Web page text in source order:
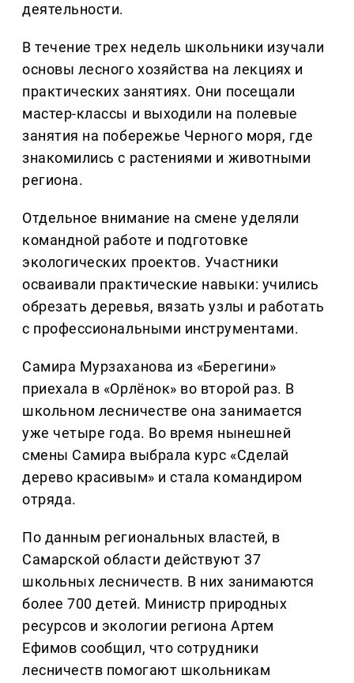
деятельности.
В течение трех недель школьники изучали
основы лесного хозяйства на лекциях и
практических занятиях. Они посещали
мастер-классы и выходили на полевые
занятия на побережье Черного моря, где
знакомились с растениями и животными
региона.
Отдельное внимание на смене уделяли
командной работе и подготовке
экологических проектов. Участники
осваивали практические навыки: учились
обрезать деревья, вязать узлы и работать
с профессиональными инструментами.
Самира Мурзаханова из «Берегини»
приехала в «Орлёнок» во второй раз. В
школьном лесничестве она занимается
уже четыре года. Во время нынешней
смены Самира выбрала курс «Сделай
дерево красивым» и стала командиром
отряда.
По данным региональных властей, в
Самарской области действуют 37
школьных лесничеств. В них занимаются
более 700 детей. Министр природных
ресурсов и экологии региона Артем
Ефимов сообщил, что сотрудники
лесничеств помогают школьникам